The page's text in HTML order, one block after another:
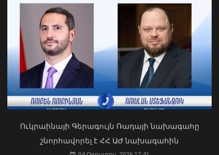
2026 թվականի հունիսն ու հուլիսը
Եվրոպայում դարձել են
դիտարկումների պատմության
ամենաշոգ ամիսները․ Լևոն Ազիզյան
08 Օգոստոս, 2026 21:24
դաշինքի պատգամավորներին
04 Օգոստոս, 2026 15:53
Ուկրաինայի Գերագույն Ռադայի նախագահը
շնորհավորել է ՀՀ ԱԺ նախագահին